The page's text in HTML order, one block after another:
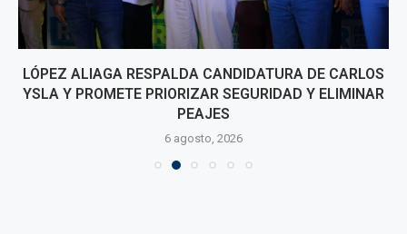
LÓPEZ ALIAGA RESPALDA CANDIDATURA DE CARLOS
YSLA Y PROMETE PRIORIZAR SEGURIDAD Y ELIMINAR
PEAJES
6 agosto, 2026